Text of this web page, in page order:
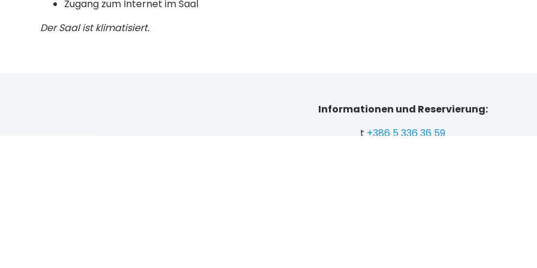
Zugang zum Internet im Saal
Der Saal ist klimatisiert.
Informationen und Reservierung:
t +386 5 336 36 59